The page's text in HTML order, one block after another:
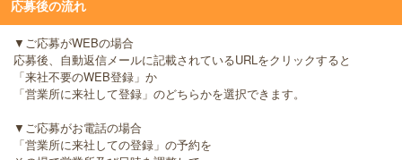
応募後の流れ
▼ご応募がWEBの場合
応募後、自動返信メールに記載されているURLをクリックすると
「来社不要のWEB登録」か
「営業所に来社して登録」のどちらかを選択できます。
▼ご応募がお電話の場合
「営業所に来社しての登録」の予約を